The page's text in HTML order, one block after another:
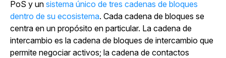
PoS y un sistema único de tres cadenas de bloques
dentro de su ecosistema. Cada cadena de bloques se
centra en un propósito en particular. La cadena de
intercambio es la cadena de bloques de intercambio que
permite negociar activos; la cadena de contactos